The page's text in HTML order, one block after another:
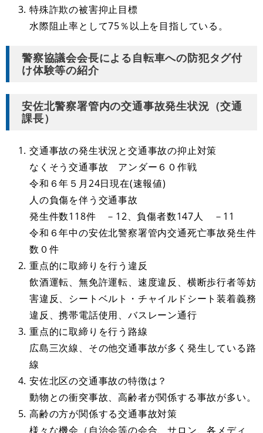
特殊詐欺の被害抑止目標
​水際阻止率として75％以上を目指している。
警察協議会会長による自転車への防犯タグ付
け体験等の紹介
安佐北警察署管内の交通事故発生状況（交通
課長）
交通事故の発生状況と交通事故の抑止対策
なくそう交通事故 アンダー６０作戦
令和６年５月24日現在(速報値)
人の負傷を伴う交通事故
発生件数118件 －12、負傷者数147人 －11
令和６年中の安佐北警察署管内交通死亡事故発生件
数０件
重点的に取締りを行う違反
飲酒運転、無免許運転、速度違反、横断歩行者等妨
害違反、シートベルト・チャイルドシート装着義務
違反、携帯電話使用、バスレーン通行
重点的に取締りを行う路線
広島三次線、その他交通事故が多く発生している路
線
安佐北区の交通事故の特徴は？
動物との衝突事故、高齢者が関係する事故が多い。
高齢の方が関係する交通事故対策
様々な機会（自治会等の会合、サロン、各メディ